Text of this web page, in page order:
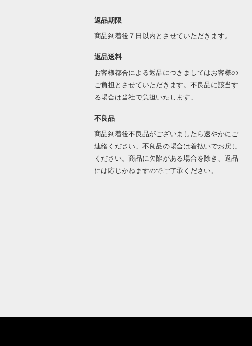
返品期限
商品到着後７日以内とさせていただきます。
返品送料
お客様都合による返品につきましてはお客様の
ご負担とさせていただきます。不良品に該当す
る場合は当社で負担いたします。
不良品
商品到着後不良品がございましたら速やかにご
連絡ください。不良品の場合は着払いでお戻し
ください。商品に欠陥がある場合を除き、返品
には応じかねますのでご了承ください。